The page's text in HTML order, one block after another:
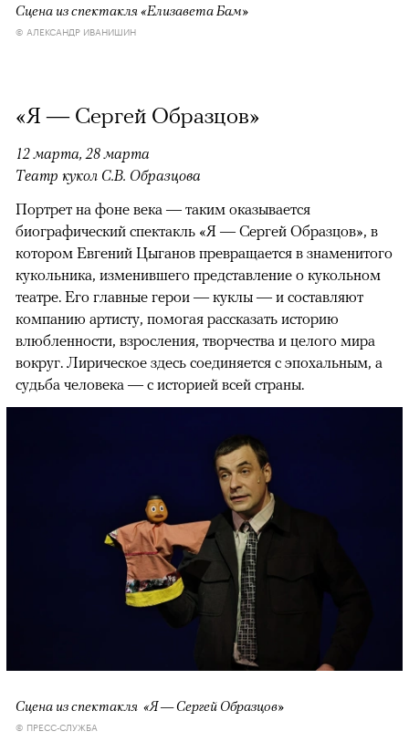
Сцена из спектакля «Елизавета Бам»
© АЛЕКСАНДР ИВАНИШИН
«Я — Сергей Образцов»
12 марта, 28 марта
Театр кукол С.В. Образцова
Портрет на фоне века — таким оказывается
биографический спектакль «Я — Сергей Образцов», в
котором Евгений Цыганов превращается в знаменитого
кукольника, изменившего представление о кукольном
театре. Его главные герои — куклы — и составляют
компанию артисту, помогая рассказать историю
влюбленности, взросления, творчества и целого мира
вокруг. Лирическое здесь соединяется с эпохальным, а
судьба человека — с историей всей страны.
Сцена из спектакля «Я — Сергей Образцов»
© ПРЕСС-СЛУЖБА